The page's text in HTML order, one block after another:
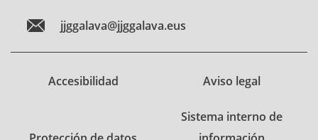
jjggalava@jjggalava.eus
Accesibilidad Aviso legal
Sistema interno de